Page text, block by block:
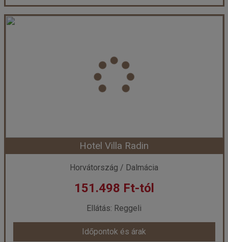
Bellevue Maradiso Casa by Aminess
Város:Orebic
Utazás módja:
Egyénileg
Ellátás:
Félpanzió
Szálláskategória:Hotel ****
Időpont: 2026-10-04 | 3 éj
már 143.278 Ft-tól
Időpontok és árak
Hotel Villa Radin
Horvátország / Dalmácia
151.498 Ft-tól
Ellátás: Reggeli
Időpontok és árak